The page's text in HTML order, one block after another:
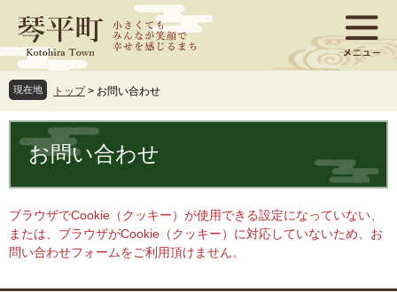
ジ
先
頭
で
ュ
を
飛
ば
へ
現在地 トップ > お問い合わせ
文
お問い合わせ
ブラウザでCookie（クッキー）が使用できる設定になっていない、
または、ブラウザがCookie（クッキー）に対応していないため、お
問い合わせフォームをご利用頂けません。